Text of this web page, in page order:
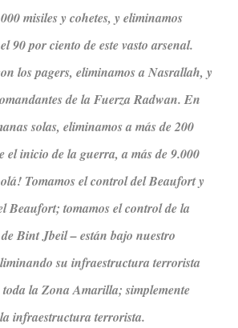
misiles y cohetes, y eliminamos
90 por ciento de este vasto arsenal.
los pagers, eliminamos a Nasrallah, y
de la Fuerza Radwan. En
solas, eliminamos a más de 200
el inicio de la guerra, a más de 9.000
Tomamos el control del Beaufort y
Beaufort; tomamos el control de la
Bint Jbeil – están bajo nuestro
su infraestructura terrorista
toda la Zona Amarilla; simplemente
infraestructura terrorista.